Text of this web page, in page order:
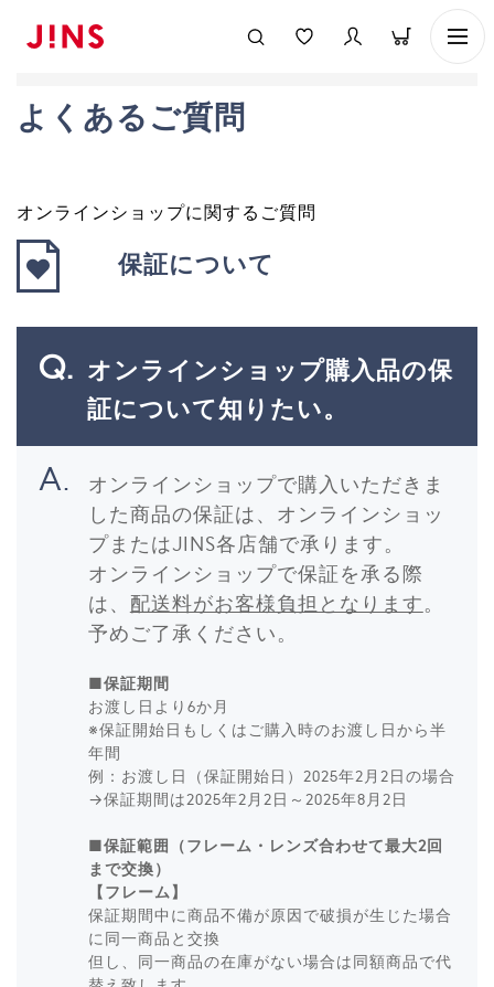
よくあるご質問
オンラインショップに関するご質問
保証について
オンラインショップ購入品の保
証について知りたい。
オンラインショップで購入いただきま
した商品の保証は、オンラインショッ
プまたはJINS各店舗で承ります。
オンラインショップで保証を承る際
は、 配送料がお客様負担となります 。
予めご了承ください。
■保証期間
お渡し日より6か月
※保証開始日もしくはご購入時のお渡し日から半
年間
例：お渡し日（保証開始日）2025年2月2日の場合
→保証期間は2025年2月2日～2025年8月2日
■保証範囲（フレーム・レンズ合わせて最大2回
まで交換）
【フレーム】
保証期間中に商品不備が原因で破損が生じた場合
に同一商品と交換
但し、同一商品の在庫がない場合は同額商品で代